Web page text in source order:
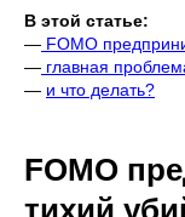
В этой статье:
— FOMO
— главная
— и что делать?
FOMO
тихий